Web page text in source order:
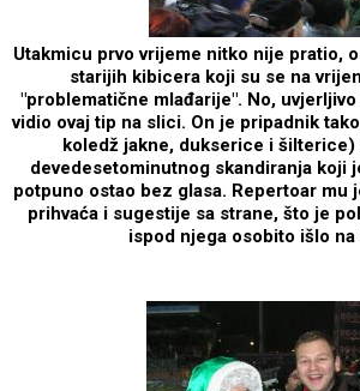
Utakmicu prvo vrijeme nitko nije pratio,
starijih kibicera koji su se na
"problematične mlađarije". No,
vidio ovaj tip na slici. On je pripadnik
koledž jakne, dukserice i šilterice)
devedesetominutnog skandiranja koji
potpuno ostao bez glasa. Repertoar mu
prihvaća i sugestije sa strane, što je
ispod njega osobito išlo na